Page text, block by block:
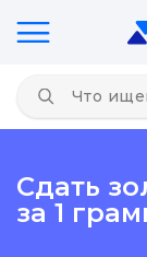
Сдать
за 1